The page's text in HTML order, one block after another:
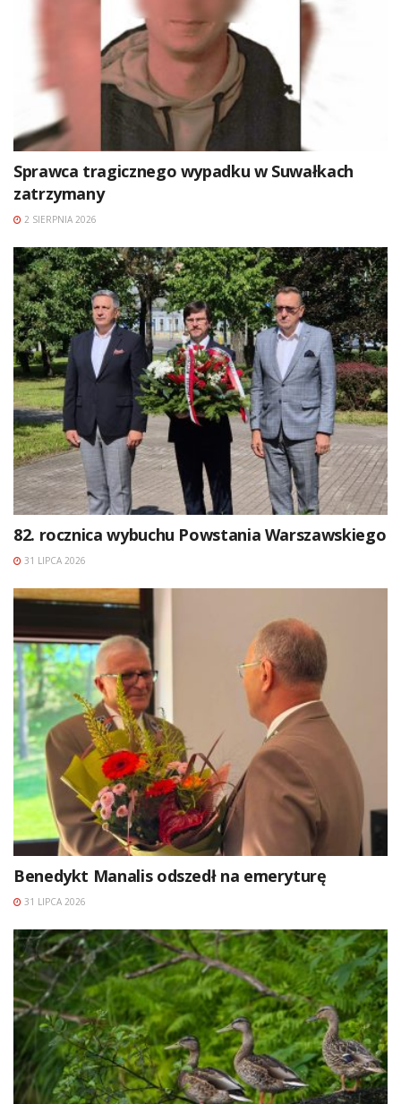
Sprawca tragicznego wypadku w Suwałkach
zatrzymany
2 SIERPNIA 2026
82. rocznica wybuchu Powstania Warszawskiego
31 LIPCA 2026
Benedykt Manalis odszedł na emeryturę
31 LIPCA 2026